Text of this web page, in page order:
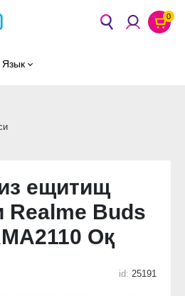
0
ещитищ
Realme Buds
Оқ
id: 25191